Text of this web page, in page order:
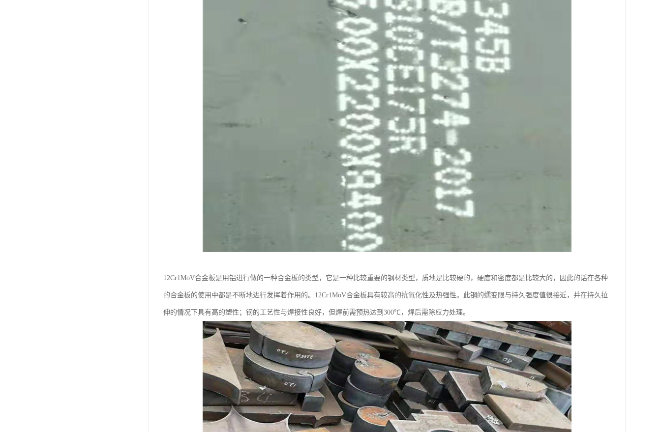
12Cr1MoV合金板是用铝进行做的一种合金板的类型，它是一种比较重要的钢材类型，质地是比较硬的，硬度和密度都是比较大的，因此的话在各种
的合金板的使用中都是不断地进行发挥着作用的。12Cr1MoV合金板具有较高的抗氧化性及热强性。此钢的蠕变限与持久强度值很接近，并在持久拉
伸的情况下具有高的塑性；钢的工艺性与焊接性良好，但焊前需预热达到300℃，焊后需除应力处理。